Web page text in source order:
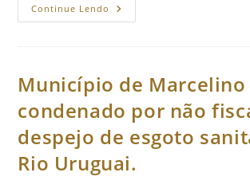
Continue Lendo Em
Itacoatiara,
Devolva
Ao
Valores
Pagos
Por
Contribuintes
Como
Taxa
De
Município de Marcelino
condenado por não
despejo de esgoto
Rio Uruguai.